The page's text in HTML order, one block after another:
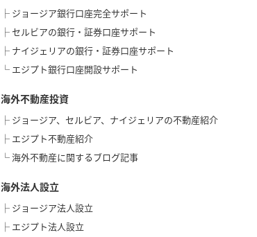
ジョージア銀行口座完全サポート
セルビアの銀行・証券口座サポート
ナイジェリアの銀行・証券口座サポート
エジプト銀行口座開設サポート
海外不動産投資
ジョージア、セルビア、ナイジェリアの不動産紹介
エジプト不動産紹介
海外不動産に関するブログ記事
海外法人設立
ジョージア法人設立
エジプト法人設立